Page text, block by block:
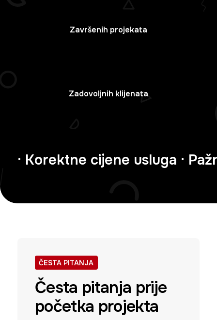
Završenih projekata
Zadovoljnih klijenata
· Korektne cijene usluga ·
ČESTA PITANJA
Česta pitanja prije
početka projekta